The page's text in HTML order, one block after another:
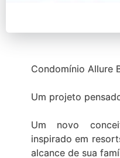
Condomínio Allure
Um projeto
Um novo
inspirado em
alcance de sua